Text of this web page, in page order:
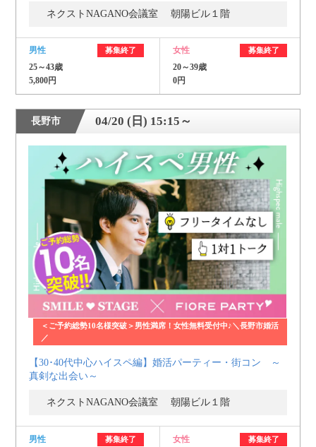
ネクストNAGANO会議室 朝陽ビル１階
男性 募集終了
25～43歳
5,800円
女性 募集終了
20～39歳
0円
長野市 04/20 (日) 15:15～
＜ご予約総勢10名様突破＞男性満席！女性無料受付中♪＼長野市婚活
／
【30･40代中心ハイスペ編】婚活パーティー・街コン ～
真剣な出会い～
ネクストNAGANO会議室 朝陽ビル１階
男性 募集終了 女性 募集終了